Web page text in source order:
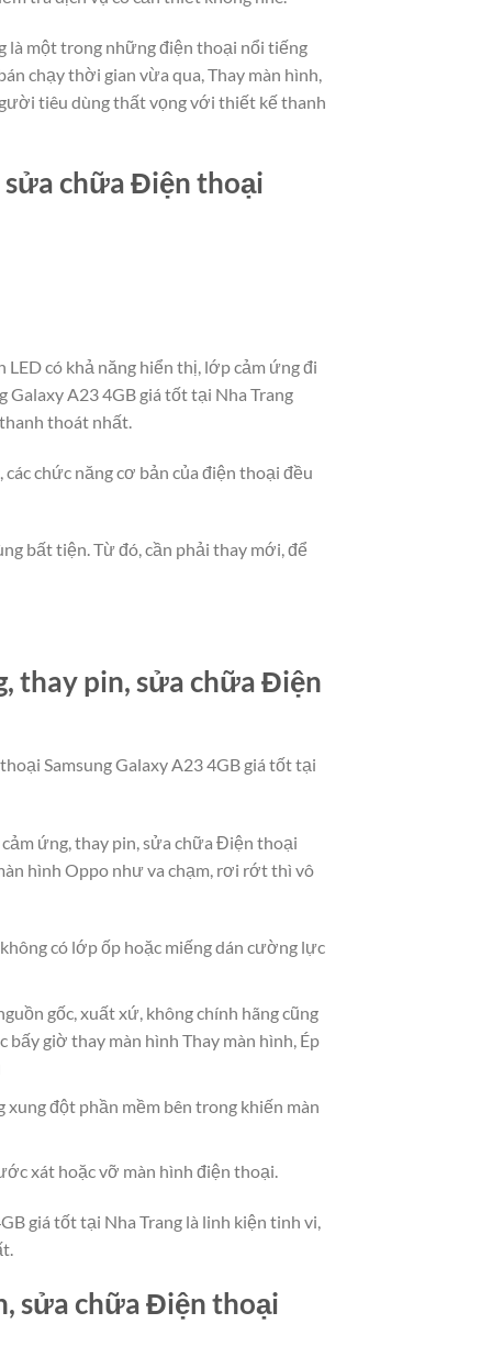
là một trong những điện thoại nổi tiếng
chạy thời gian vừa qua, Thay màn hình,
tiêu dùng thất vọng với thiết kế thanh
sửa chữa Điện thoại
có khả năng hiển thị, lớp cảm ứng đi
Galaxy A23 4GB giá tốt tại Nha Trang
thoát nhất.
chức năng cơ bản của điện thoại đều
bất tiện. Từ đó, cần phải thay mới, để
thay pin, sửa chữa Điện
Samsung Galaxy A23 4GB giá tốt tại
ứng, thay pin, sửa chữa Điện thoại
hình Oppo như va chạm, rơi rớt thì vô
có lớp ốp hoặc miếng dán cường lực
gốc, xuất xứ, không chính hãng cũng
bấy giờ thay màn hình Thay màn hình, Ép
đột phần mềm bên trong khiến màn
xát hoặc vỡ màn hình điện thoại.
giá tốt tại Nha Trang là linh kiện tinh vi,
sửa chữa Điện thoại